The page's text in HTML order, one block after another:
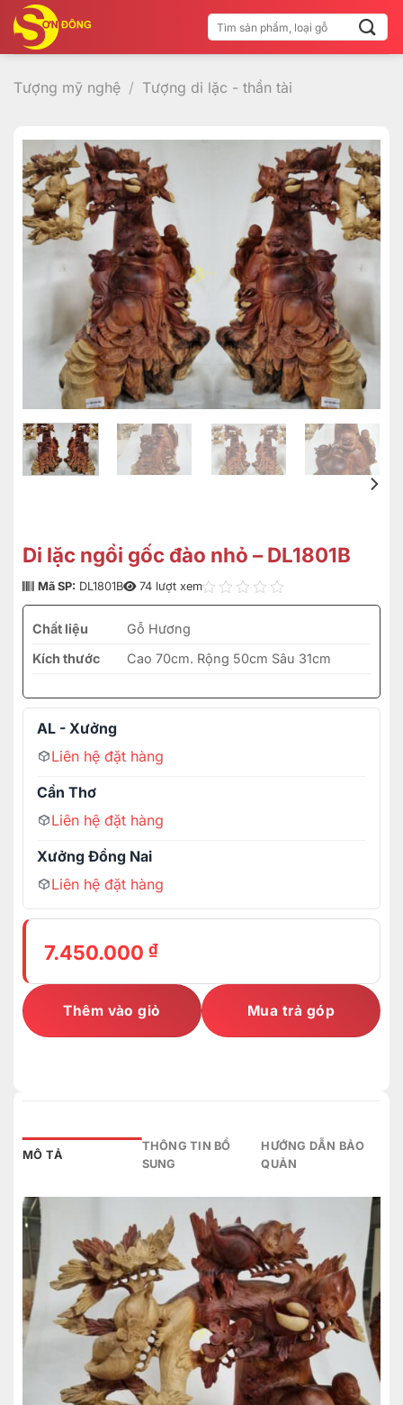
qua
nội
dung
Tìm
kiếm:
Tượng mỹ nghệ / Tượng di lặc - thần tài
Di lặc ngồi gốc đào nhỏ – DL1801B
Mã SP: DL1801B 74 lượt xem
Chất liệu
Gỗ Hương
Kích thước
Cao 70cm. Rộng 50cm Sâu 31cm
AL - Xưởng
Liên hệ đặt hàng
Cần Thơ
Liên hệ đặt hàng
Xưởng Đồng Nai
Liên hệ đặt hàng
7.450.000 ₫
Thêm vào giỏ Mua trả góp
MÔ TẢ
THÔNG TIN BỔ
SUNG
HƯỚNG DẪN BẢO
QUẢN